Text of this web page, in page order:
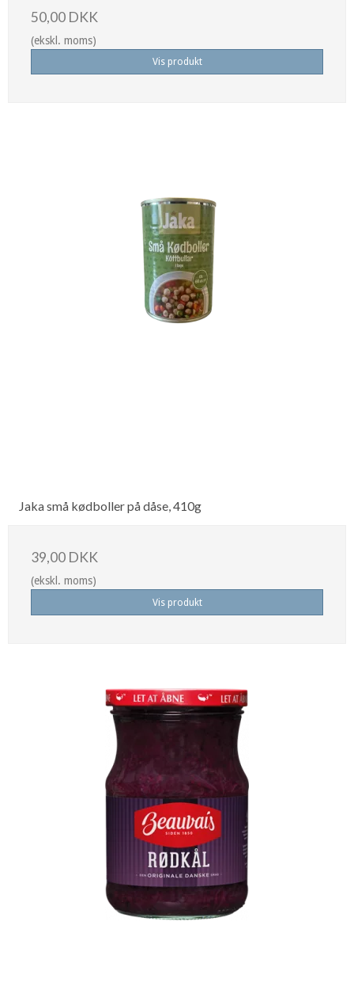
50,00 DKK
(ekskl. moms)
Vis produkt
Jaka små kødboller på dåse, 410g
39,00 DKK
(ekskl. moms)
Vis produkt